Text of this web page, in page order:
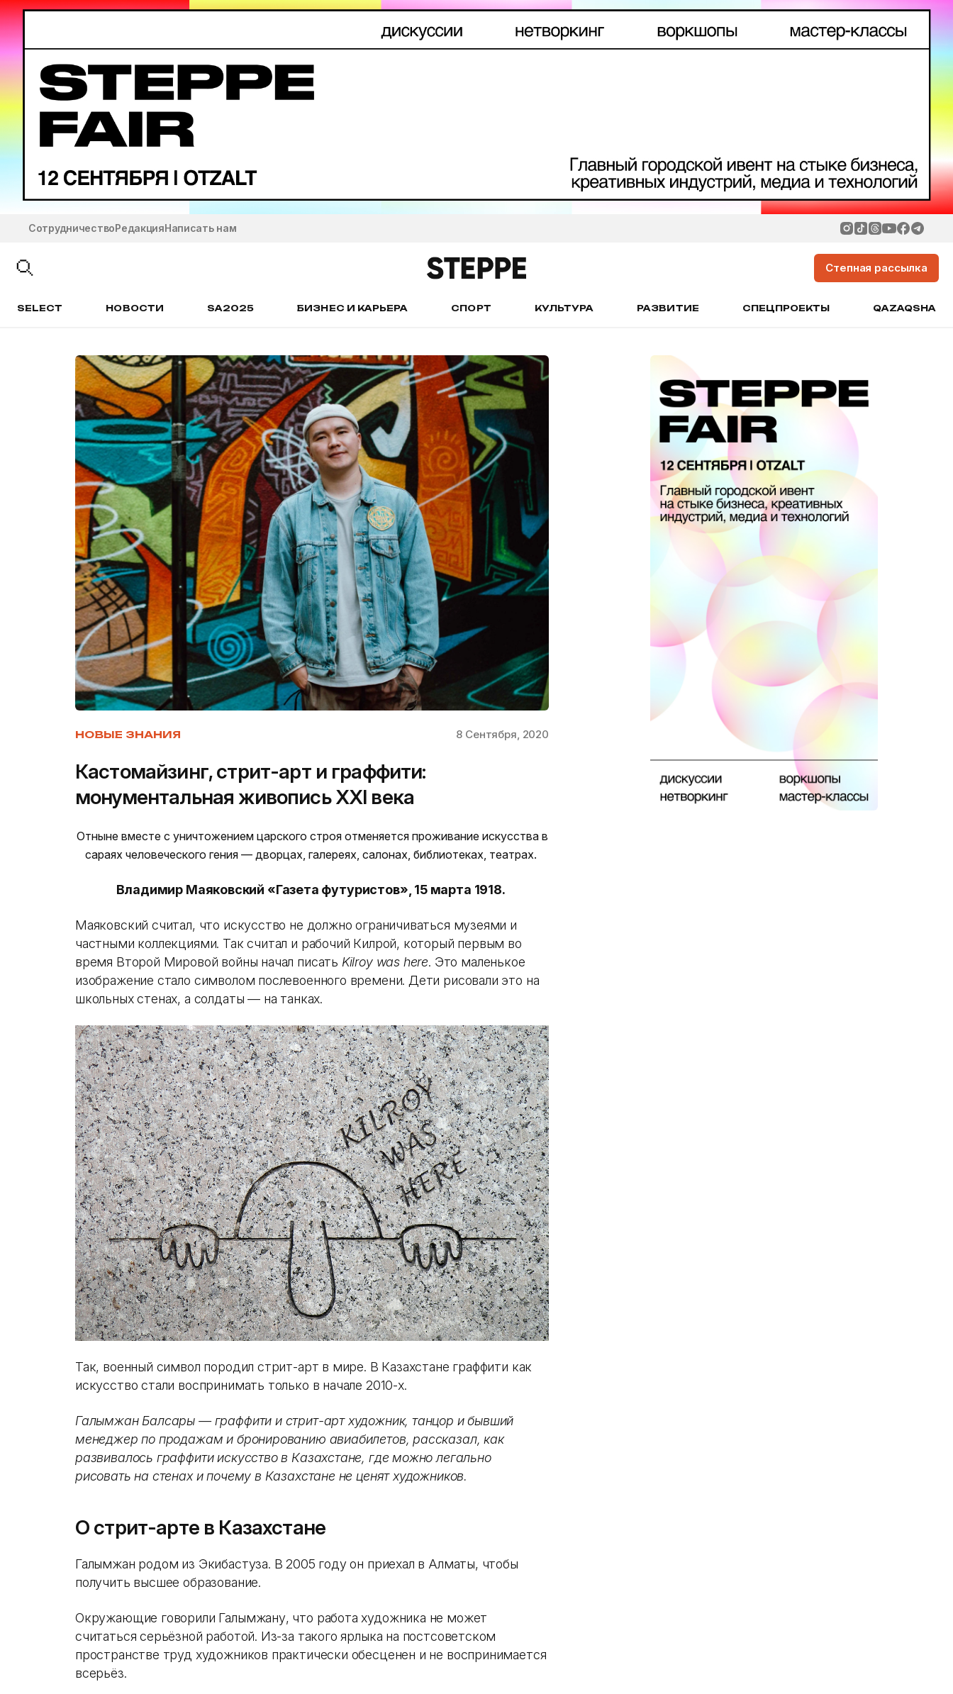
СотрудничествоРедакцияНаписать нам
Степная рассылка
SELECT НОВОСТИ SA2025 БИЗНЕС И КАРЬЕРА СПОРТ КУЛЬТУРА РАЗВИТИЕ СПЕЦПРОЕКТЫ QAZAQSHA
НОВЫЕ ЗНАНИЯ 8 Сентября, 2020
Кастомайзинг, стрит-арт и граффити:
монументальная живопись XXI века
Отныне вместе с уничтожением царского строя отменяется проживание искусства в
сараях человеческого гения — дворцах, галереях, салонах, библиотеках, театрах.
Владимир Маяковский «Газета футуристов», 15 марта 1918.
Маяковский считал, что искусство не должно ограничиваться музеями и
частными коллекциями. Так считал и рабочий Килрой, который первым во
время Второй Мировой войны начал писать Kilroy was here. Это маленькое
изображение стало символом послевоенного времени. Дети рисовали это на
школьных стенах, а солдаты — на танках.
Так, военный символ породил стрит-арт в мире. В Казахстане граффити как
искусство стали воспринимать только в начале 2010-х.
Галымжан Балсары — граффити и стрит-арт художник, танцор и бывший
менеджер по продажам и бронированию авиабилетов, рассказал, как
развивалось граффити искусство в Казахстане, где можно легально
рисовать на стенах и почему в Казахстане не ценят художников.
О стрит-арте в Казахстане
Галымжан родом из Экибастуза. В 2005 году он приехал в Алматы, чтобы
получить высшее образование.
Окружающие говорили Галымжану, что работа художника не может
считаться серьёзной работой. Из-за такого ярлыка на постсоветском
пространстве труд художников практически обесценен и не воспринимается
всерьёз.